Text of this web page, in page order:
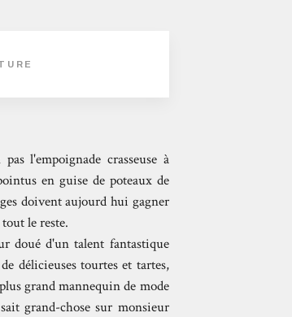
l'empoignade crasseuse à
en guise de poteaux de
doivent aujourd hui gagner
le reste.
doué d'un talent fantastique
délicieuses tourtes et tartes,
grand mannequin de mode
grand-chose sur monsieur